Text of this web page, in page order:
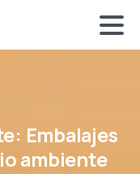
Embalajes
ambiente